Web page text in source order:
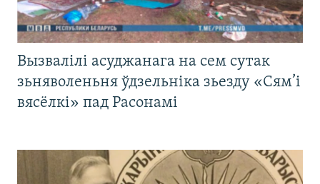
Вызвалілі асуджанага на сем сутак
зьняволеньня ўдзельніка зьезду «Сям’і
вясёлкі» пад Расонамі